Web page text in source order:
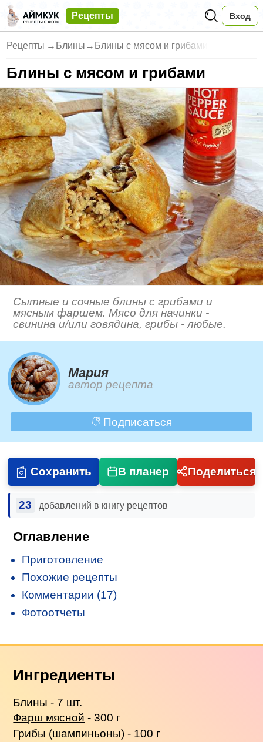
Рецепты Вход
Рецепты → Блины → Блины с мясом и грибами
Блины с мясом и грибами
Сытные и сочные блины с грибами и
мясным фаршем. Мясо для начинки -
свинина и/или говядина, грибы - любые.
Мария
автор рецепта
Подписаться
Сохранить В планер Поделиться
23 добавлений в книгу рецептов
Оглавление
Приготовление
Похожие рецепты
Комментарии (17)
Фотоотчеты
Ингредиенты
Блины - 7 шт.
Фарш мясной - 300 г
Грибы (шампиньоны) - 100 г